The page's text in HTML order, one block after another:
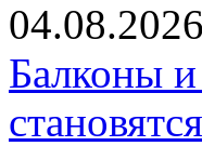
04.08.2026
Балконы